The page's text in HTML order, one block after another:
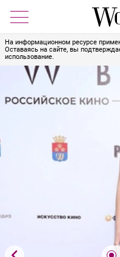
На информационном ресурсе
Оставаясь на сайте, вы
использование.